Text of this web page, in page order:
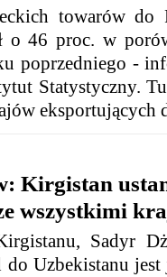
towarów do
o 46 proc. w
poprzedniego -
Statystyczny.
eksportujących
Kirgistan
wszystkimi
Sadyr
Uzbekistanu jest